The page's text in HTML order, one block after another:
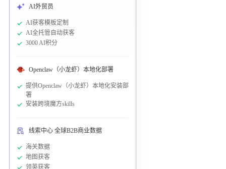
AI外贸员
AI获客模板定制
AI全托管自动获客
3000 AI积分
Openclaw（小龙虾）本地化部署
提供Openclaw（小龙虾）本地化安装部
署
安装跨境魔方skills
线索中心 全球B2B商业数据
海关数据
地图获客
领英获客